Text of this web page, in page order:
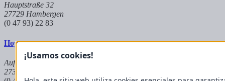
Hauptstraße 32
27729 Hambergen
(0 47 93) 22 83
Hoya
Auf dem Kuhkamp 8
27318 Hoya
¡Usamos cookies!